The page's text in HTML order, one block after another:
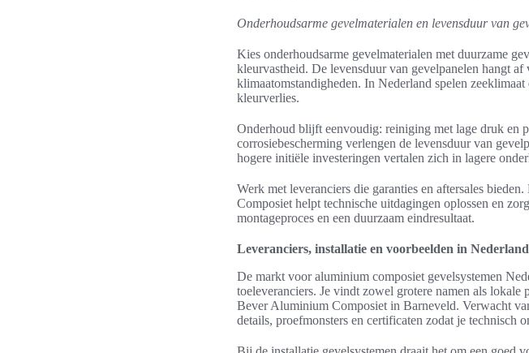
Onderhoudsarme gevelmaterialen en levensduur van
Kies onderhoudsarme gevelmaterialen met duurzame
kleurvastheid. De levensduur van gevelpanelen hangt
klimaatomstandigheden. In Nederland spelen
kleurverlies.
Onderhoud blijft eenvoudig: reiniging met lage druk en
corrosiebescherming verlengen de levensduur van
hogere initiële investeringen vertalen zich in lagere
Werk met leveranciers die garanties en aftersales
Composiet helpt technische uitdagingen oplossen en
montageproces en een duurzaam eindresultaat.
Leveranciers, installatie en voorbeelden in Nederland
De markt voor aluminium composiet gevelsystemen
toeleveranciers. Je vindt zowel grotere namen als
Bever Aluminium Composiet in Barneveld. Verwacht
details, proefmonsters en certificaten zodat je technisch